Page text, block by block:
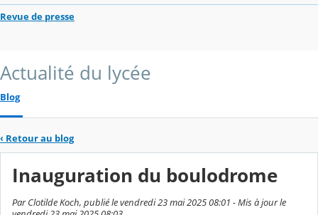
Revue de presse
Actualité du lycée
Blog
‹ Retour au blog
Inauguration du boulodrome
Par Clotilde Koch, publié le vendredi 23 mai 2025 08:01 - Mis à jour le